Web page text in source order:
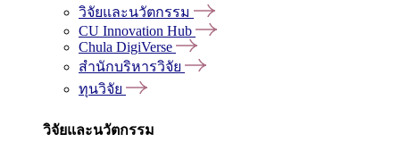
วิจัยและนวัตกรรม
CU Innovation Hub
Chula DigiVerse
สำนักบริหารวิจัย
ทุนวิจัย
วิจัยและนวัตกรรม